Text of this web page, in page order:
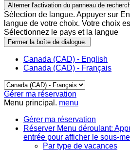
Alterner l'activation du panneau de
Sélection de langue. Appuyer sur
langue de votre choix. Votre choix
Sélectionnez le pays et la langue
Fermer la boîte de dialogue.
Canada (CAD) - English
Canada (CAD) - Français
Gérer ma réservation
Menu principal. menu
Gérer ma réservation
Réserver Menu déroulant:
entrée pour afficher le sous-
Par type de vacances